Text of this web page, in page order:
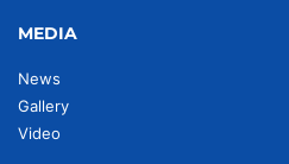
MEDIA
News
Gallery
Video